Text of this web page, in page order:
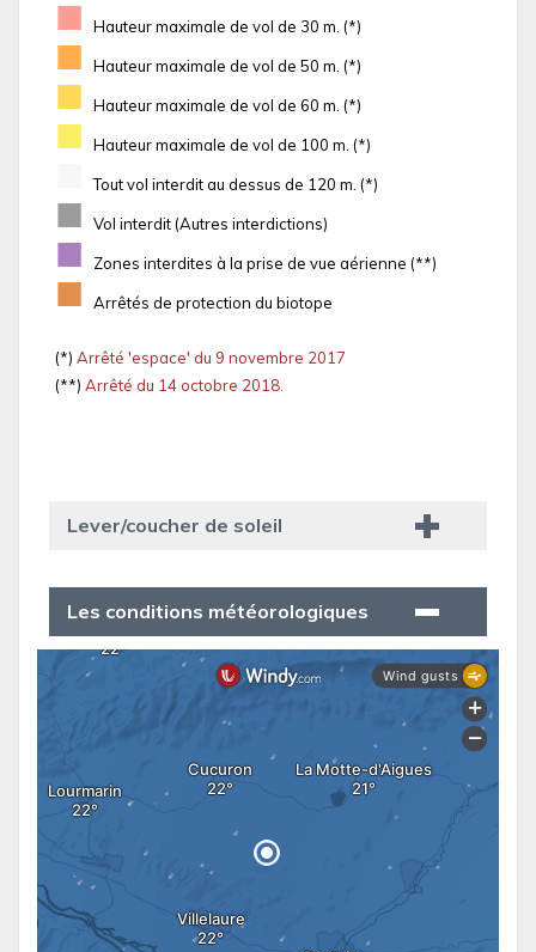
■ Hauteur maximale de vol de 30 m. (*)
■ Hauteur maximale de vol de 50 m. (*)
■ Hauteur maximale de vol de 60 m. (*)
■ Hauteur maximale de vol de 100 m. (*)
Tout vol interdit au dessus de 120 m. (*)
■ Vol interdit (Autres interdictions)
■ Zones interdites à la prise de vue aérienne (**)
■ Arrêtés de protection du biotope
(*) Arrêté 'espace' du 9 novembre 2017
(**) Arrêté du 14 octobre 2018.
Lever/coucher de soleil
Les conditions météorologiques